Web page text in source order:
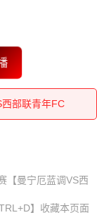
部联青年FC
部联青年FC
部联青年FC
部联青年FC
【曼宁厄蓝调VS西
】收藏本页面